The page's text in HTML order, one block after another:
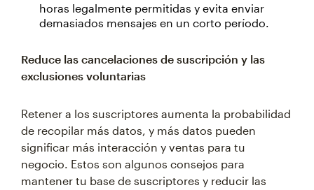
horas legalmente permitidas y evita enviar
demasiados mensajes en un corto período.
Reduce las cancelaciones de suscripción y las
exclusiones voluntarias
Retener a los suscriptores aumenta la probabilidad
de recopilar más datos, y más datos pueden
significar más interacción y ventas para tu
negocio. Estos son algunos consejos para
mantener tu base de suscriptores y reducir las